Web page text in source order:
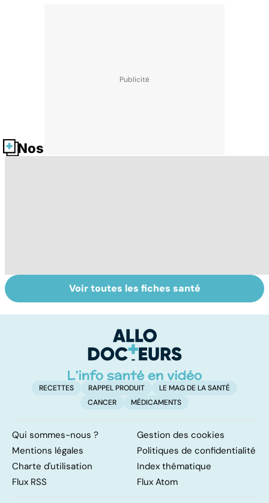
Nos fiches santé
Virus du Nil
occidental : ce
Le paludisme, un
fléau planétaire
Voir toutes les fiches santé
RECETTES RAPPEL PRODUIT
LE MAG DE LA SANTÉ
CANCER
MÉDICAMENTS
Qui sommes-nous ?
Gestion des cookies
Mentions légales
Politiques de confidentialité
Charte d'utilisation
Index thématique
Flux RSS
Flux Atom